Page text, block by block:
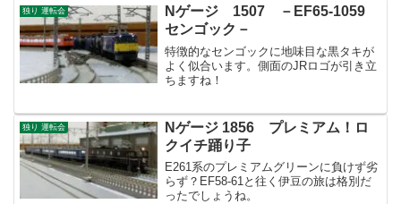
独り 運転会
Nゲージ 1507 －EF65-1059
センゴック－
特徴的なセンゴックに地味目な黒タキが
よく似合います。側面のJRロゴが引き立
ちますね！
独り 運転会
Nゲージ 1856 プレミアム！ロ
クイチ踊り子
E261系のプレミアムグリーンに負けず劣
らず？EF58-61と往く伊豆の旅は格別だ
ったでしょうね。